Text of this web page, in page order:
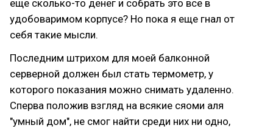
еще сколько-то денег и собрать это все в
удобоваримом корпусе? Но пока я еще гнал от
себя такие мысли.
Последним штрихом для моей балконной
серверной должен был стать термометр, у
которого показания можно снимать удаленно.
Сперва положив взгляд на всякие сяоми аля
"умный дом", не смог найти среди них ни одно,